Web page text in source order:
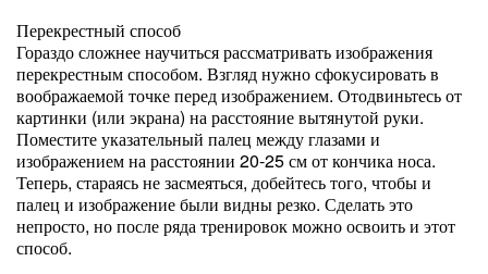
Перекрестный способ
Гораздо сложнее научиться рассматривать изображения
перекрестным способом. Взгляд нужно сфокусировать в
воображаемой точке перед изображением. Отодвиньтесь от
картинки (или экрана) на расстояние вытянутой руки.
Поместите указательный палец между глазами и
изображением на расстоянии 20-25 см от кончика носа.
Теперь, стараясь не засмеяться, добейтесь того, чтобы и
палец и изображение были видны резко. Сделать это
непросто, но после ряда тренировок можно освоить и этот
способ.